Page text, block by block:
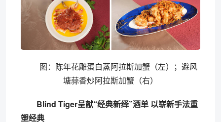
图：陈年花雕蛋白蒸阿拉斯加蟹（左）；避风
塘蒜香炒阿拉斯加蟹（右）
Blind Tiger呈献“经典新绎”酒单 以崭新手法重
塑经典